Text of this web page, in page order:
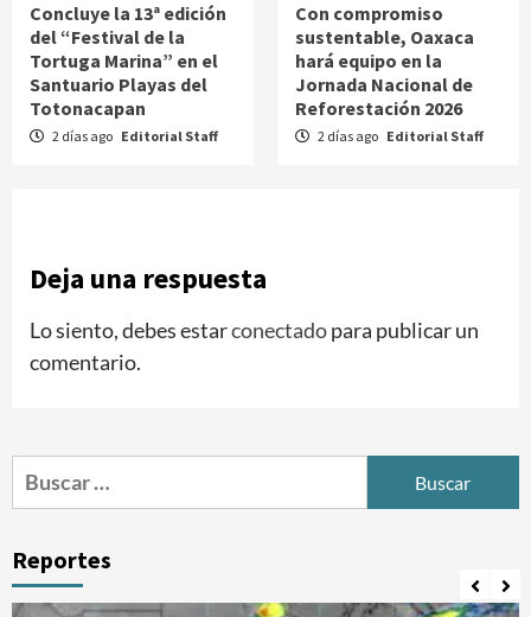
Concluye la 13ª edición
del “Festival de la
Tortuga Marina” en el
Santuario Playas del
Totonacapan
2 días ago Editorial Staff
Con compromiso
sustentable, Oaxaca
hará equipo en la
Jornada Nacional de
Reforestación 2026
2 días ago Editorial Staff
Deja una respuesta
Lo siento, debes estarconectadopara publicar un
comentario.
Buscar:
Reportes